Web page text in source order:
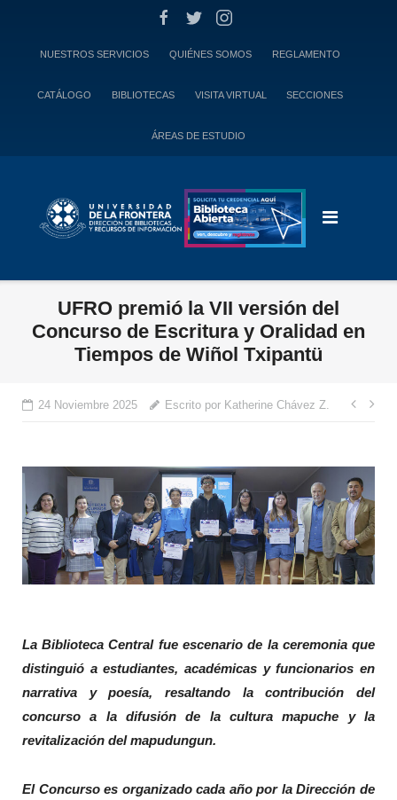
NUESTROS SERVICIOS QUIÉNES SOMOS REGLAMENTO
CATÁLOGO BIBLIOTECAS VISITA VIRTUAL SECCIONES
ÁREAS DE ESTUDIO
UFRO premió la VII versión del
Concurso de Escritura y Oralidad en
Tiempos de Wiñol Txipantü
24 Noviembre 2025 Escrito por Katherine Chávez Z.
La Biblioteca Central fue escenario de la ceremonia que
distinguió a estudiantes, académicas y funcionarios en
narrativa y poesía, resaltando la contribución del
concurso a la difusión de la cultura mapuche y la
revitalización del mapudungun.
El Concurso es organizado cada año por la Dirección de